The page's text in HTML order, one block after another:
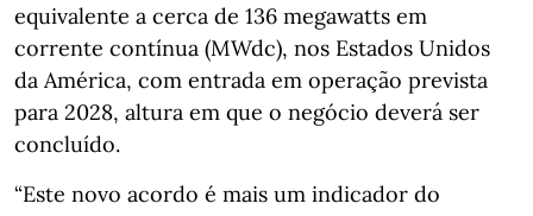
equivalente a cerca de 136 megawatts em
corrente contínua (MWdc), nos Estados Unidos
da América, com entrada em operação prevista
para 2028, altura em que o negócio deverá ser
concluído.
“Este novo acordo é mais um indicador do